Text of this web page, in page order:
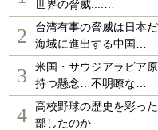
世界の脅威....…
2
台湾有事の脅威は日本
海域に進出する中国…
3
米国・サウジアラビア
持つ懸念…不明瞭な…
4
高校野球の歴史を彩っ
部したのか